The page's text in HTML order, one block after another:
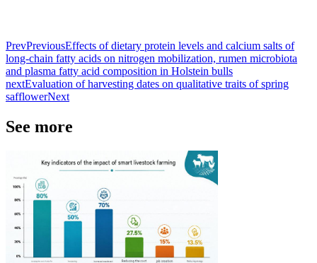
PrevPreviousEffects of dietary protein levels and calcium salts of
long-chain fatty acids on nitrogen mobilization, rumen microbiota
and plasma fatty acid composition in Holstein bulls
nextEvaluation of harvesting dates on qualitative traits of spring
safflowerNext
See more